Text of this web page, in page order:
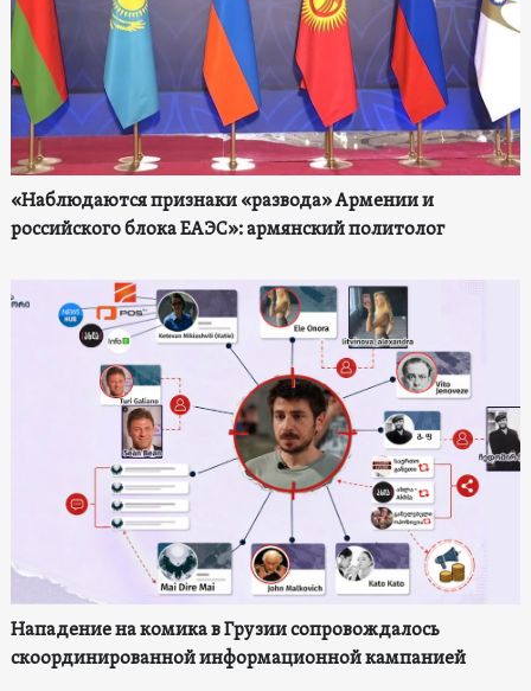
«Наблюдаются признаки «развода» Армении и
российского блока ЕАЭС»: армянский политолог
Нападение на комика в Грузии сопровождалось
скоординированной информационной кампанией